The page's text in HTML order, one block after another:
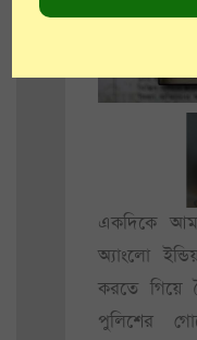
একদিকে
অ্যাংলো
করতে গিয়ে
পুলিশের